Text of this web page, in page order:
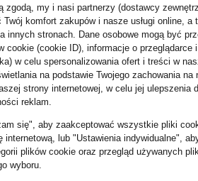
Puma
Ralph
Lauren
zgodą, my i nasi partnerzy (dostawcy
Twój komfort zakupów i nasze usługi online,
innych stronach. Dane osobowe mogą być
cookie (cookie ID), informacje o przeglądarce
w celu spersonalizowania ofert i treści w
na podstawie Twojego zachowania na
strony internetowej, w celu jej ulepszenia
reklam.
się", aby zaakceptować wszystkie pliki
internetową, lub "Ustawienia indywidualne",
plików cookie oraz przegląd używanych
wyboru.